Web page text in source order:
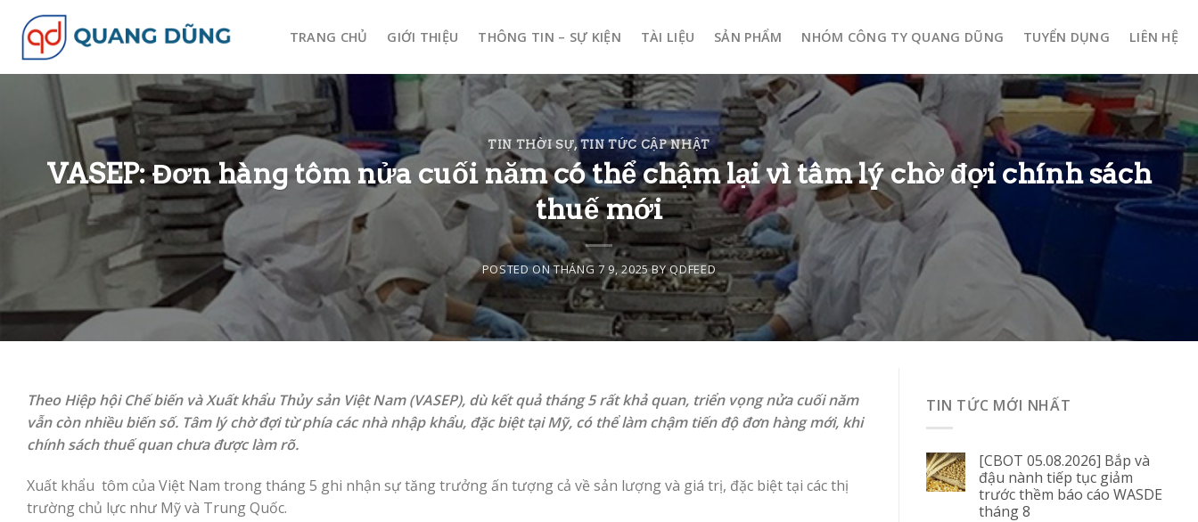
content
TRANG CHỦ GIỚI THIỆU THÔNG TIN – SỰ KIỆN TÀI LIỆU SẢN PHẨM NHÓM CÔNG TY QUANG DŨNG TUYỂN DỤNG LIÊN HỆ
TIN THỜI SỰ,TIN TỨC CẬP NHẬT
VASEP: Đơn hàng tôm nửa cuối năm có thể chậm lại vì tâm lý chờ đợi chính sách
thuế mới
POSTED ONTHÁNG 7 9, 2025BYQDFEED
Theo Hiệp hội Chế biến và Xuất khẩu Thủy sản Việt Nam (VASEP), dù kết quả tháng 5 rất khả quan, triển vọng nửa cuối năm
vẫn còn nhiều biến số. Tâm lý chờ đợi từ phía các nhà nhập khẩu, đặc biệt tại Mỹ, có thể làm chậm tiến độ đơn hàng mới, khi
chính sách thuế quan chưa được làm rõ.
Xuất khẩu tôm của Việt Nam trong tháng 5 ghi nhận sự tăng trưởng ấn tượng cả về sản lượng và giá trị, đặc biệt tại các thị
trường chủ lực như Mỹ và Trung Quốc.
TIN TỨC MỚI NHẤT
[CBOT 05.08.2026] Bắp và
đậu nành tiếp tục giảm
trước thềm báo cáo WASDE
tháng 8